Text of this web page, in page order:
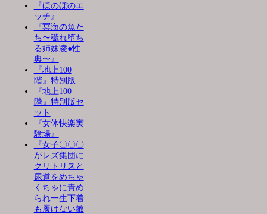
『ほのぼのエ
ッチ』
『冥海の魚た
ち〜穢れ堕ち
る姉妹凌●性
典〜』
『地上100
階』特別版
『地上100
階』特別版セ
ット
『女体快楽実
験場』
『女子〇〇〇
がレズ集団に
クリトリスと
尿道をめちゃ
くちゃに責め
られ一生下着
も履けない敏